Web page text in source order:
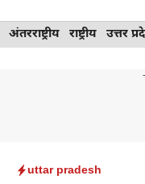
Skip
to
अंतरराष्ट्रीय राष्ट्रीय उत्तर
uttar pradesh